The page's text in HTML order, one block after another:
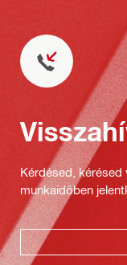
Kérdésed, kérésed
munkaidőben